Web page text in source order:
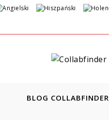
BLOG COLLABFINDER